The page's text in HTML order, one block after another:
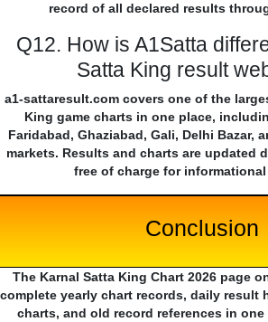
record of all declared results
Q12. How is A1Satta
Satta King result
a1-sattaresult.com covers one of the
King game charts in one place,
Faridabad, Ghaziabad, Gali, Delhi Bazar,
markets. Results and charts are updated
free of charge for informational
Conclusion
The Karnal Satta King Chart 2026 page
complete yearly chart records, daily result
charts, and old record references in